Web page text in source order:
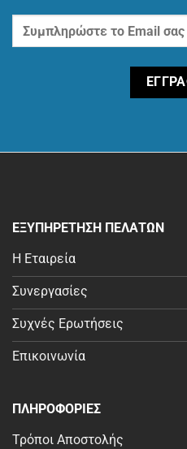
ΕΞΥΠΗΡΕΤΗΣΗ ΠΕΛΑΤΩΝ
Η Εταιρεία
Συνεργασίες
Συχνές Ερωτήσεις
Επικοινωνία
ΠΛΗΡΟΦΟΡΙΕΣ
Τρόποι Αποστολής